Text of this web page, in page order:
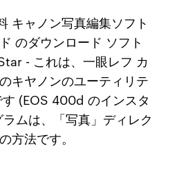
キャノン写真編集ソフト
のダウンロード ソフト
- これは、一眼レフ カ
キヤノンのユーティリテ
す (EOS 400d のインスタ
ムは、「写真」ディレク
方法です。